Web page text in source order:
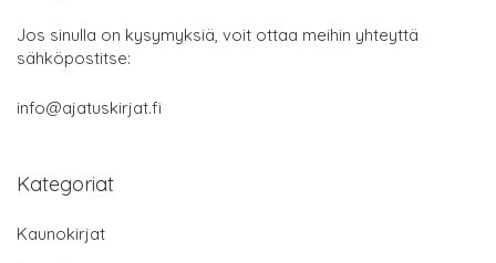
Jos sinulla on kysymyksiä, voit ottaa meihin yhteyttä
sähköpostitse:
info@ajatuskirjat.fi
Kategoriat
Kaunokirjat